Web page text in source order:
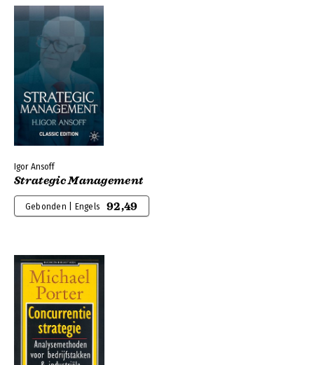
Igor Ansoff
Strategic Management
Gebonden | Engels 92,49